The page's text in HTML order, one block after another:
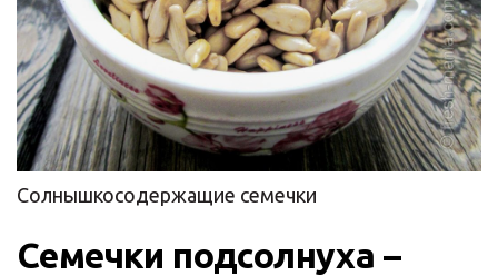
Солнышкосодержащие семечки
Семечки подсолнуха –